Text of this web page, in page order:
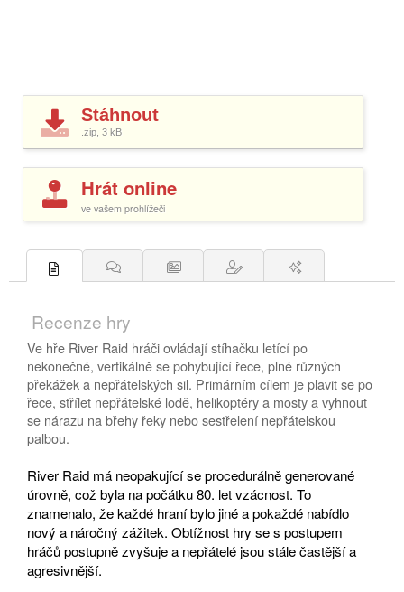
Stáhnout
.zip, 3 kB
Hrát online
ve vašem prohlížeči
Recenze hry
Ve hře River Raid hráči ovládají stíhačku letící po
nekonečné, vertikálně se pohybující řece, plné různých
překážek a nepřátelských sil. Primárním cílem je plavit se po
řece, střílet nepřátelské lodě, helikoptéry a mosty a vyhnout
se nárazu na břehy řeky nebo sestřelení nepřátelskou
palbou.
River Raid má neopakující se procedurálně generované
úrovně, což byla na počátku 80. let vzácnost. To
znamenalo, že každé hraní bylo jiné a pokaždé nabídlo
nový a náročný zážitek. Obtížnost hry se s postupem
hráčů postupně zvyšuje a nepřátelé jsou stále častější a
agresivnější.